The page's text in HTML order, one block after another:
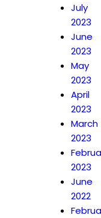
July
2023
June
2023
May
2023
April
2023
March
2023
2023
June
2022